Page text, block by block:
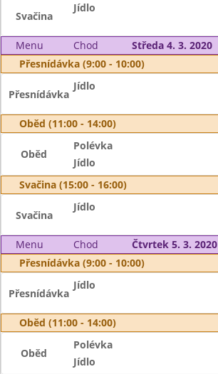
Svačina
Jídlo
Menu Chod
Středa 4. 3. 2020
Přesnídávka (9:00 - 10:00)
Přesnídávka
Jídlo
Oběd (11:00 - 14:00)
Oběd
Polévka
Jídlo
Svačina (15:00 - 16:00)
Svačina
Jídlo
Menu Chod
Čtvrtek 5. 3. 2020
Přesnídávka (9:00 - 10:00)
Přesnídávka
Jídlo
Oběd (11:00 - 14:00)
Oběd
Polévka
Jídlo